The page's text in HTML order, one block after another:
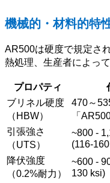
機械的・材料的特
AR500は硬度で規定さ
熱処理、生産者によっ
プロパティ
ブリネル硬度
（HBW）
470～
「AR500
引張強さ
（UTS）
~800 -
(116-
降伏強度
（0.2%耐力）
~600 -
130 ksi)